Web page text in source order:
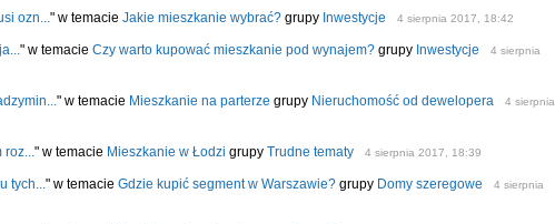
ozn..." w temacie Jakie mieszkanie wybrać? grupy Inwestycje 4 sierpnia 2017, 18:42
" w temacie Czy warto kupować mieszkanie pod wynajem? grupy Inwestycje
4 sierpnia
" w temacie Mieszkanie na parterze grupy Nieruchomość od dewelopera
4 sierpnia
roz..." w temacie Mieszkanie w Łodzi grupy Trudne tematy 4 sierpnia 2017, 18:39
tych..." w temacie Gdzie kupić segment w Warszawie? grupy Domy szeregowe
4 sierpnia